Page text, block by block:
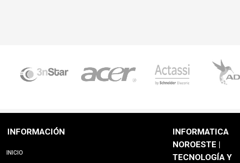
INFORMACIÓN
INICIO
INFORMATICA
NOROESTE |
TECNOLOGÍA Y